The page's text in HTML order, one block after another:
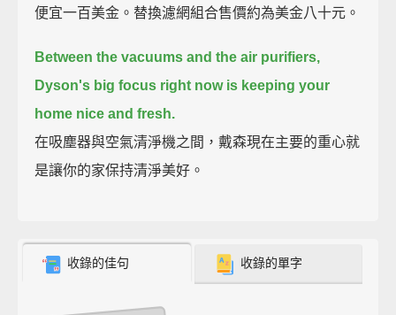
便宜一百美金。替換濾網組合售價約為美金八十元。
Between the vacuums and the air purifiers,
Dyson's big focus right now is keeping your
home nice and fresh.
在吸塵器與空氣清淨機之間，戴森現在主要的重心就
是讓你的家保持清淨美好。
收錄的佳句 收錄的單字